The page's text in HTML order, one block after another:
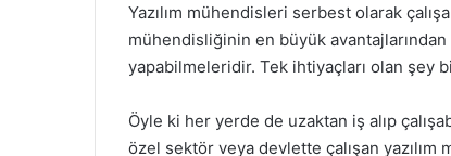
Yazılım mühendisleri serbest olarak
mühendisliğinin en büyük
yapabilmeleridir. Tek ihtiyaçları olan şey
Öyle ki her yerde de uzaktan iş alıp
özel sektör veya devlette çalışan